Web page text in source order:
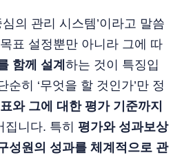
의 관리 시스템’이라고 말씀
표 설정뿐만 아니라 그에 따
함께 설계 하는 것이 특징입
순히 ‘무엇을 할 것인가’만 정
와 그에 대한 평가 기준까지
집니다. 특히 평가와 성과보상
성원의 성과를 체계적으로 관